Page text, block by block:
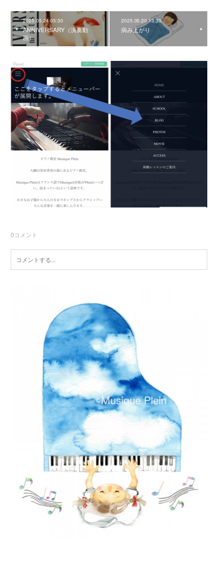
2025.05.24 05:30
ANNIVERSARY（演奏動
画）
2025.05.20 13:30
病み上がり
0コメント